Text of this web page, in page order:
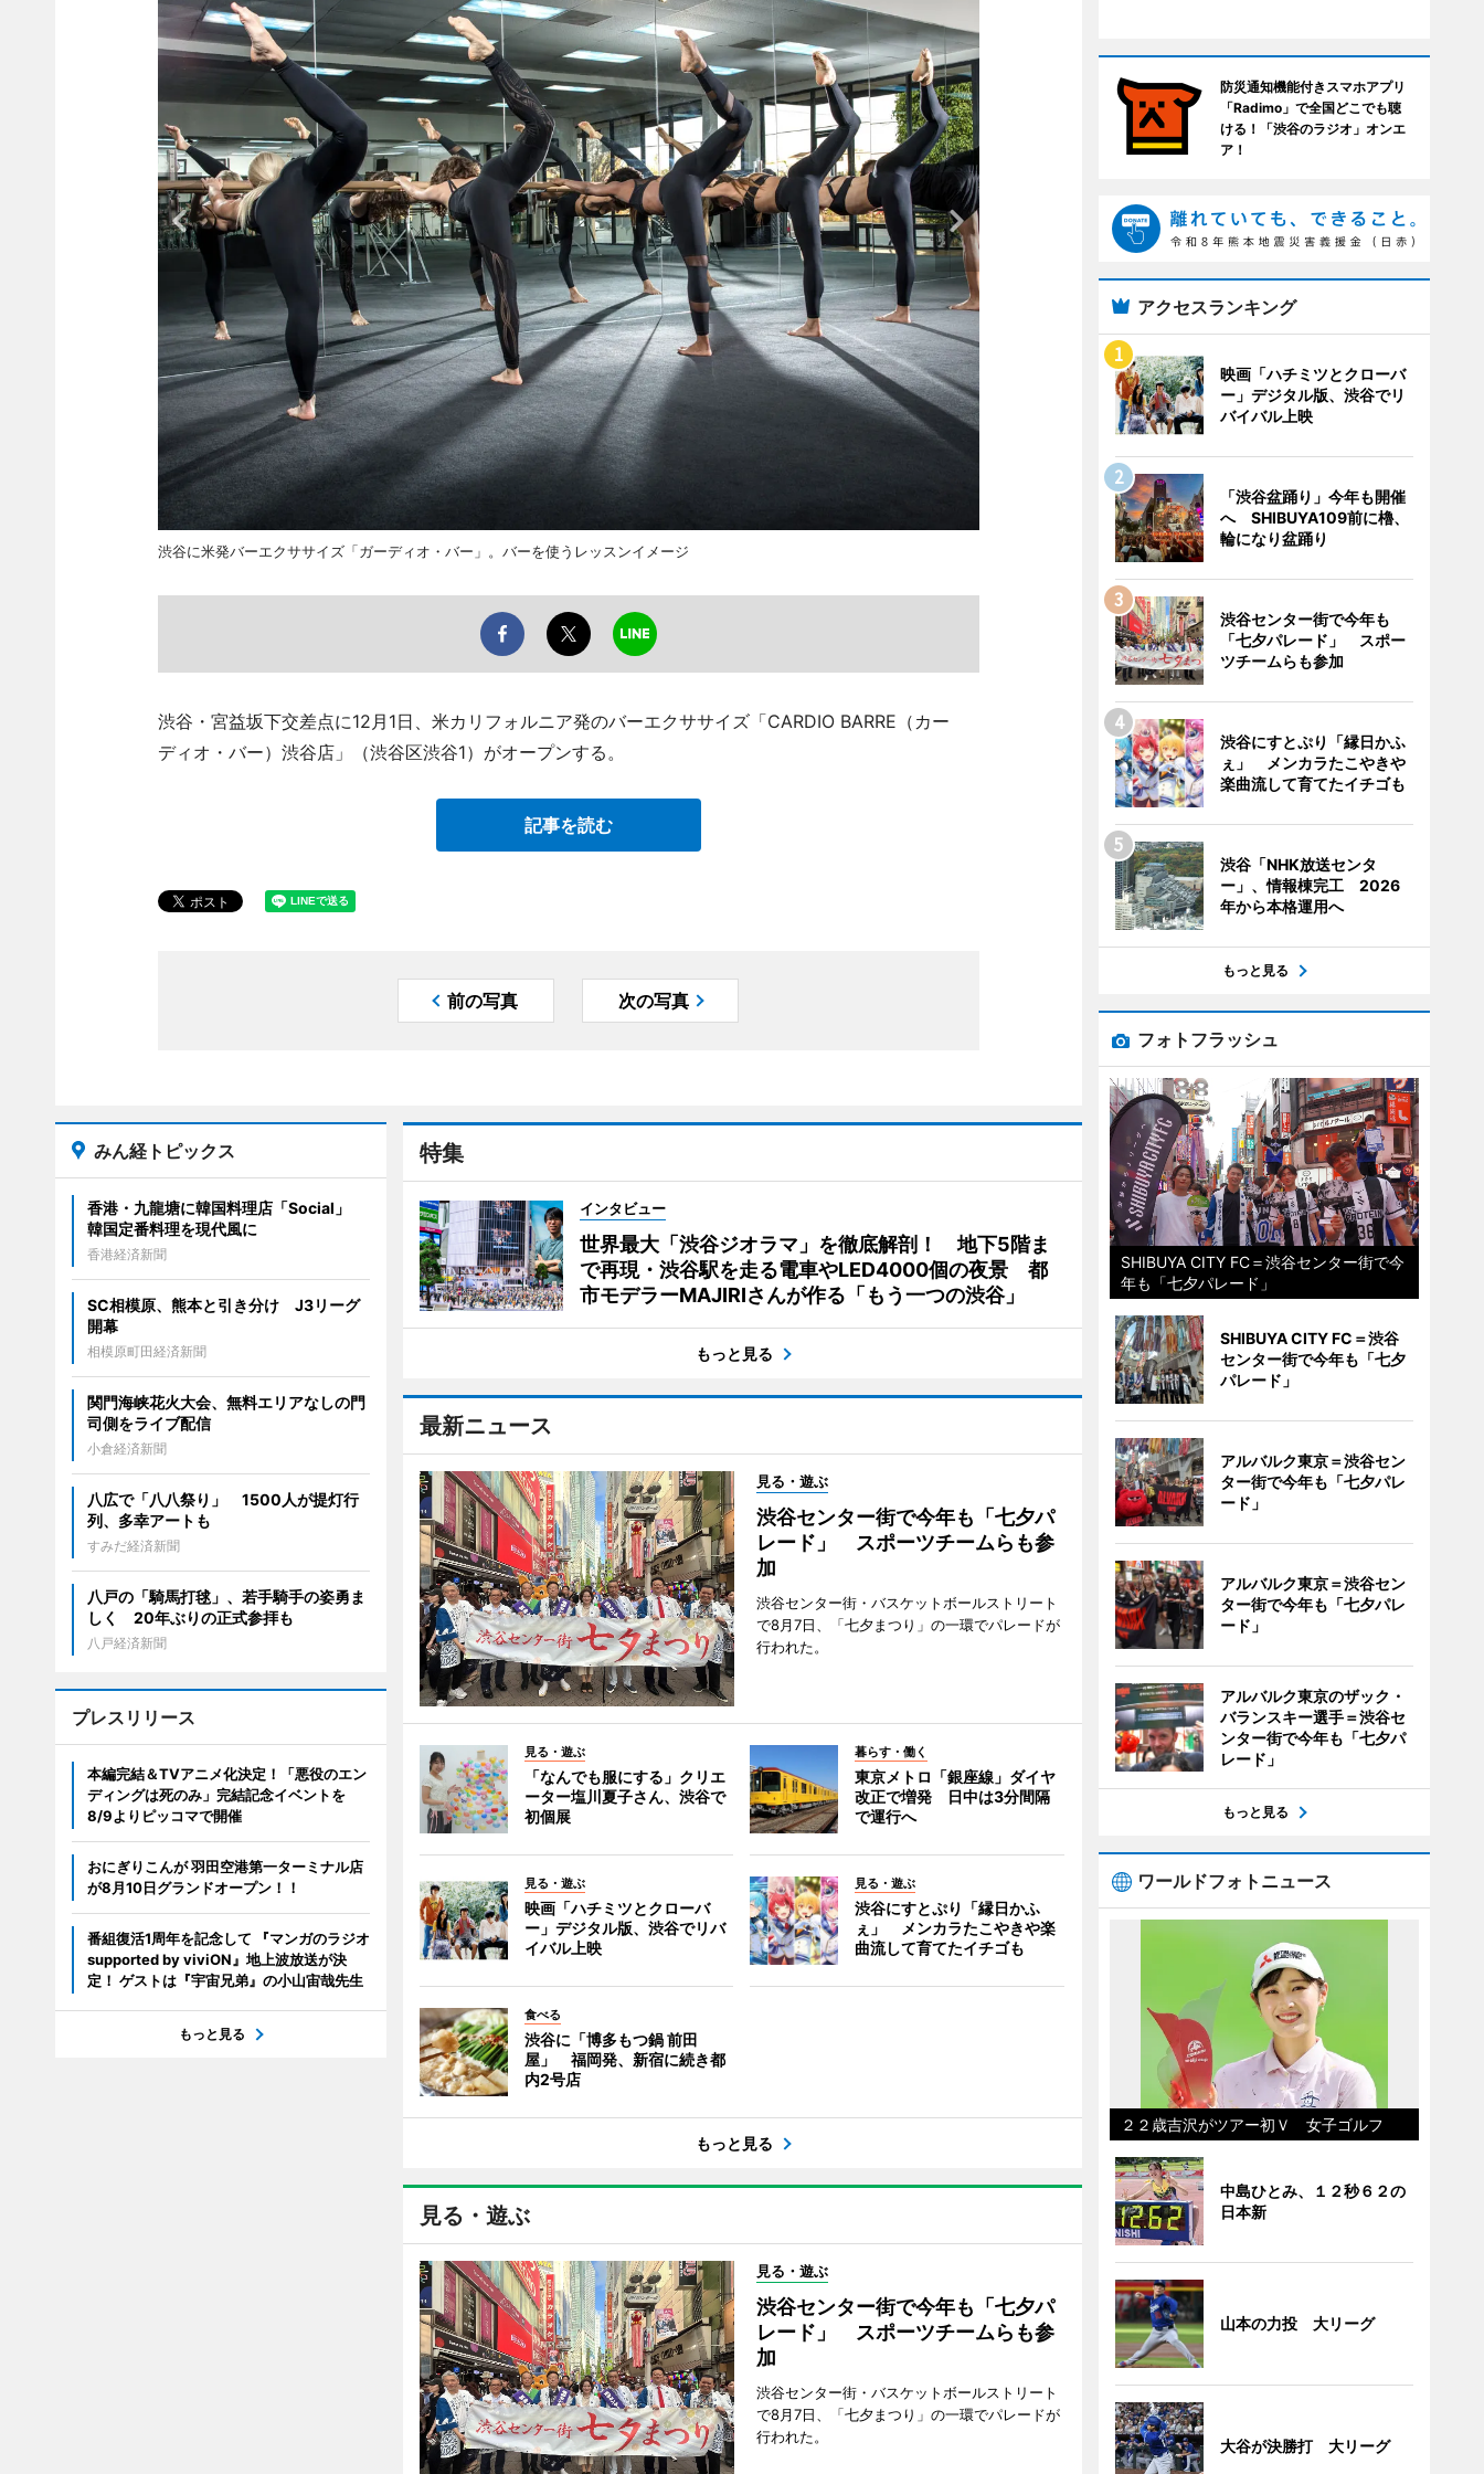
渋谷に米発バーエクササイズ「ガーディオ・バー」。バーを使うレッスンイメージ
渋谷・宮益坂下交差点に12月1日、米カリフォルニア発のバーエクササイズ「CARDIO BARRE（カー
ディオ・バー）渋谷店」（渋谷区渋谷1）がオープンする。
記事を読む
前の写真 次の写真
特集
インタビュー
世界最大「渋谷ジオラマ」を徹底解剖！ 地下5階ま
で再現・渋谷駅を走る電車やLED4000個の夜景 都
市モデラーMAJIRIさんが作る「もう一つの渋谷」
もっと見る
最新ニュース
見る・遊ぶ
渋谷センター街で今年も「七夕パ
レード」 スポーツチームらも参
加
渋谷センター街・バスケットボールストリート
で8月7日、「七夕まつり」の一環でパレードが
行われた。
見る・遊ぶ
「なんでも服にする」クリエ
ーター塩川夏子さん、渋谷で
初個展
暮らす・働く
東京メトロ「銀座線」ダイヤ
改正で増発 日中は3分間隔
で運行へ
見る・遊ぶ
映画「ハチミツとクローバ
ー」デジタル版、渋谷でリバ
イバル上映
見る・遊ぶ
渋谷にすとぷり「縁日かふ
ぇ」 メンカラたこやきや楽
曲流して育てたイチゴも
食べる
渋谷に「博多もつ鍋 前田
屋」 福岡発、新宿に続き都
内2号店
もっと見る
見る・遊ぶ
見る・遊ぶ
渋谷センター街で今年も「七夕パ
レード」 スポーツチームらも参
加
渋谷センター街・バスケットボールストリート
で8月7日、「七夕まつり」の一環でパレードが
行われた。
みん経トピックス
香港・九龍塘に韓国料理店「Social」
韓国定番料理を現代風に
香港経済新聞
SC相模原、熊本と引き分け J3リーグ
開幕
相模原町田経済新聞
関門海峡花火大会、無料エリアなしの門
司側をライブ配信
小倉経済新聞
八広で「八八祭り」 1500人が提灯行
列、多幸アートも
すみだ経済新聞
八戸の「騎馬打毬」、若手騎手の姿勇ま
しく 20年ぶりの正式参拝も
八戸経済新聞
プレスリリース
本編完結＆TVアニメ化決定！「悪役のエン
ディングは死のみ」完結記念イベントを
8/9よりピッコマで開催
おにぎりこんが 羽田空港第一ターミナル店
が8月10日グランドオープン！！
番組復活1周年を記念して 『マンガのラジオ
supported by viviON』地上波放送が決
定！ ゲストは『宇宙兄弟』の小山宙哉先生
もっと見る
防災通知機能付きスマホアプリ
「Radimo」で全国どこでも聴
ける！「渋谷のラジオ」オンエ
ア！
アクセスランキング
映画「ハチミツとクローバ
ー」デジタル版、渋谷でリ
バイバル上映
「渋谷盆踊り」今年も開催
へ SHIBUYA109前に櫓、
輪になり盆踊り
渋谷センター街で今年も
「七夕パレード」 スポー
ツチームらも参加
渋谷にすとぷり「縁日かふ
ぇ」 メンカラたこやきや
楽曲流して育てたイチゴも
渋谷「NHK放送センタ
ー」、情報棟完工 2026
年から本格運用へ
もっと見る
フォトフラッシュ
SHIBUYA CITY FC＝渋谷センター街で今
年も「七夕パレード」
SHIBUYA CITY FC＝渋谷
センター街で今年も「七夕
パレード」
アルバルク東京＝渋谷セン
ター街で今年も「七夕パレ
ード」
アルバルク東京＝渋谷セン
ター街で今年も「七夕パレ
ード」
アルバルク東京のザック・
バランスキー選手＝渋谷セ
ンター街で今年も「七夕パ
レード」
もっと見る
ワールドフォトニュース
２２歳吉沢がツアー初Ｖ 女子ゴルフ
中島ひとみ、１２秒６２の
日本新
山本の力投 大リーグ
大谷が決勝打 大リーグ